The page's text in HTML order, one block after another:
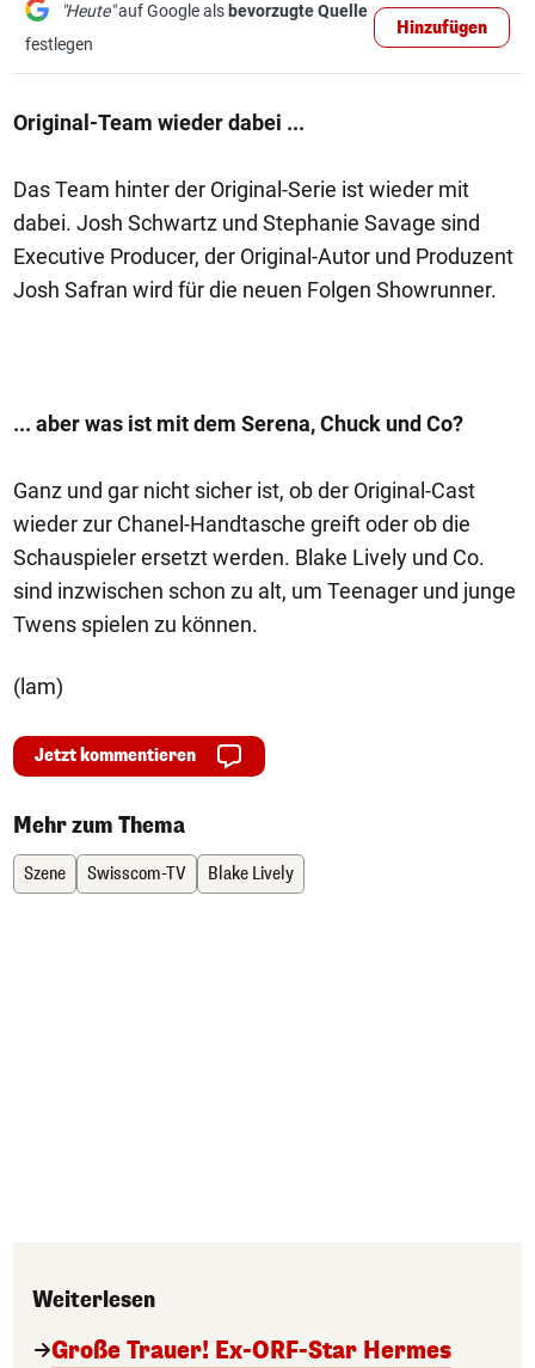
"Heute"auf Google als bevorzugte Quelle
festlegen
Hinzufügen
Original-Team wieder dabei ...
Das Team hinter der Original-Serie ist wieder mit
dabei. Josh Schwartz und Stephanie Savage sind
Executive Producer, der Original-Autor und Produzent
Josh Safran wird für die neuen Folgen Showrunner.
... aber was ist mit dem Serena, Chuck und Co?
Ganz und gar nicht sicher ist, ob der Original-Cast
wieder zur Chanel-Handtasche greift oder ob die
Schauspieler ersetzt werden. Blake Lively und Co.
sind inzwischen schon zu alt, um Teenager und junge
Twens spielen zu können.
(lam)
Jetzt kommentieren
Mehr zum Thema
Szene Swisscom-TV Blake Lively
Weiterlesen
Große Trauer! Ex-ORF-Star Hermes